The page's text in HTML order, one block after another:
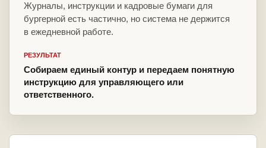
Журналы, инструкции и кадровые бумаги для
бургерной есть частично, но система не держится
в ежедневной работе.
РЕЗУЛЬТАТ
Собираем единый контур и передаем понятную
инструкцию для управляющего или
ответственного.